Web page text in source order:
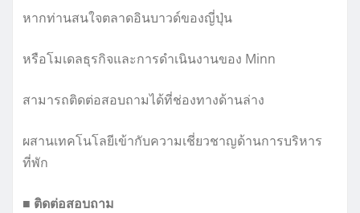
หากท่านสนใจตลาดอินบาวด์ของญี่ปุ่น
หรือโมเดลธุรกิจและการดำเนินงานของ Minn
สามารถติดต่อสอบถามได้ที่ช่องทางด้านล่าง
ผสานเทคโนโลยีเข้ากับความเชี่ยวชาญด้านการบริหาร
ที่พัก
■ ติดต่อสอบถาม